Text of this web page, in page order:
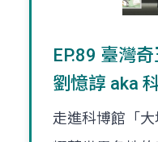
EP.89 臺灣
劉憶諄 aka
走進科博館「